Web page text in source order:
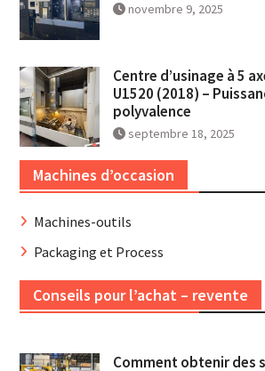
novembre 9, 2025
Centre d’usinage à 5
U1520 (2018) –
polyvalence
septembre 18, 2025
Machines d’occasion
Machines-outils
Packaging et Process
Conseils pour l’achat – revente
Comment obtenir des